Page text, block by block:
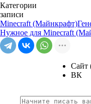
Категории
записи
Minecraft (Майнкрафт)
Нужное для Minecraft
Сайт
ВК